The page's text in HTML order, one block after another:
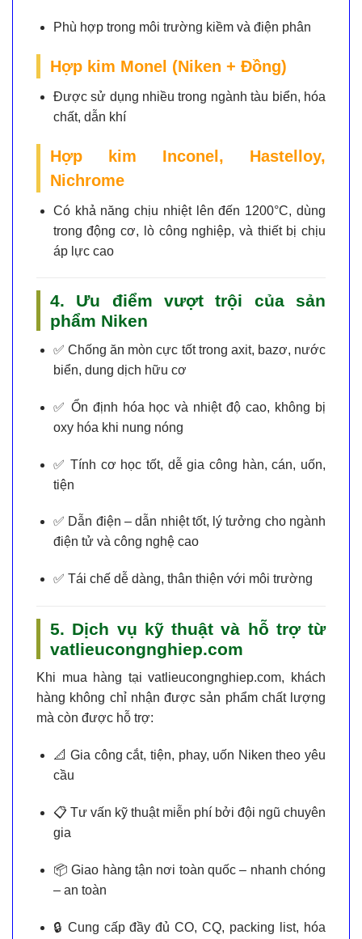
Phù hợp trong môi trường kiềm và điện phân
Hợp kim Monel (Niken + Đồng)
Được sử dụng nhiều trong ngành tàu biển, hóa
chất, dẫn khí
Hợp kim Inconel, Hastelloy,
Nichrome
Có khả năng chịu nhiệt lên đến 1200°C, dùng
trong động cơ, lò công nghiệp, và thiết bị chịu
áp lực cao
4. Ưu điểm vượt trội của sản
phẩm Niken
✅Chống ăn mòn cực tốttrong axit, bazơ, nước
biển, dung dịch hữu cơ
✅ Ổn định hóa học và nhiệt độ cao, không bị
oxy hóa khi nung nóng
✅Tính cơ học tốt, dễ gia công hàn, cán, uốn,
tiện
✅ Dẫn điện – dẫn nhiệt tốt, lý tưởng cho ngành
điện tử và công nghệ cao
✅ Tái chế dễ dàng, thân thiện với môi trường
5. Dịch vụ kỹ thuật và hỗ trợ từ
vatlieucongnghiep.com
Khi mua hàng tạivatlieucongnghiep.com, khách
hàng không chỉ nhận được sản phẩm chất lượng
mà còn được hỗ trợ:
📐Gia công cắt, tiện, phay, uốn Niken theo yêu
cầu
📋 Tư vấn kỹ thuật miễn phíbởi đội ngũ chuyên
gia
📦Giao hàng tận nơi toàn quốc – nhanh chóng
– an toàn
🔒 Cung cấp đầy đủ CO, CQ, packing list, hóa